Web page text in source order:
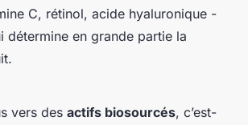
C, rétinol, acide hyaluronique -
détermine en grande partie la
vers des actifs biosourcés, c’est-